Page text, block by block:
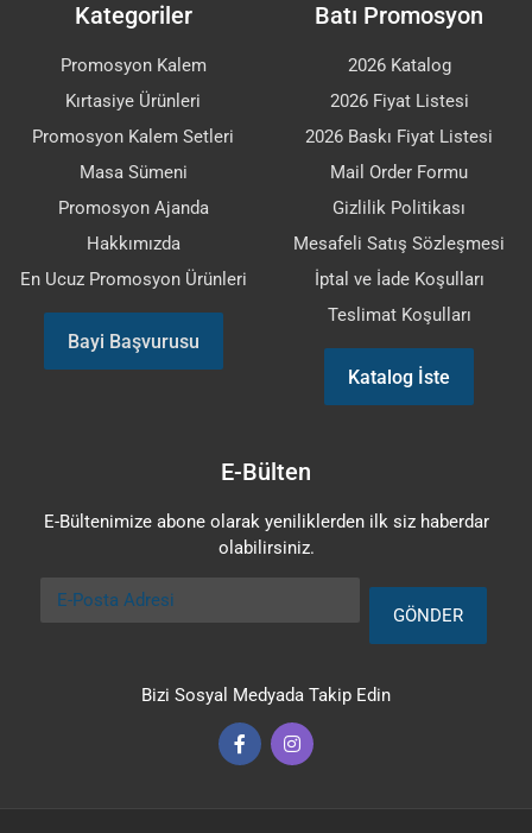
Kategoriler
Promosyon Kalem
Kırtasiye Ürünleri
Promosyon Kalem Setleri
Masa Sümeni
Promosyon Ajanda
Hakkımızda
En Ucuz Promosyon Ürünleri
Bayi Başvurusu
Batı Promosyon
2026 Katalog
2026 Fiyat Listesi
2026 Baskı Fiyat Listesi
Mail Order Formu
Gizlilik Politikası
Mesafeli Satış Sözleşmesi
İptal ve İade Koşulları
Teslimat Koşulları
Katalog İste
E-Bülten
E-Bültenimize abone olarak yeniliklerden ilk siz haberdar
olabilirsiniz.
E-Posta Adresi
GÖNDER
Bizi Sosyal Medyada Takip Edin